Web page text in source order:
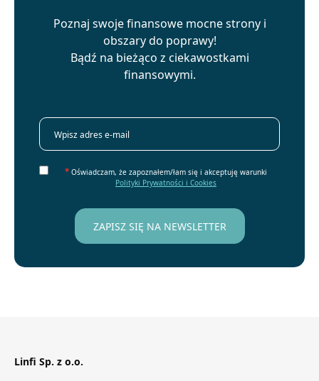
Poznaj swoje finansowe mocne strony i
obszary do poprawy!
Bądź na bieżąco z ciekawostkami
finansowymi.
* Oświadczam, że zapoznałem/łam się i akceptuję warunki
Polityki Prywatności i Cookies
Linfi Sp. z o.o.